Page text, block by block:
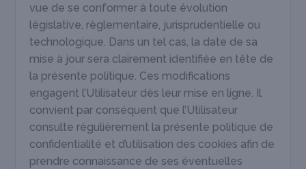
vue de se conformer à toute évolution
législative, règlementaire, jurisprudentielle ou
technologique. Dans un tel cas, la date de sa
mise à jour sera clairement identifiée en tête de
la présente politique. Ces modifications
engagent l’Utilisateur dès leur mise en ligne. Il
convient par conséquent que l’Utilisateur
consulte régulièrement la présente politique de
confidentialité et d’utilisation des cookies afin de
prendre connaissance de ses éventuelles